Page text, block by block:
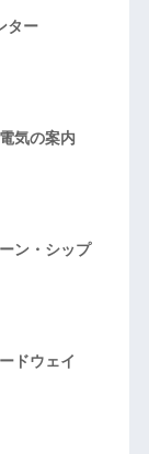
ター
気の案内
ン・シップ
ドウェイ